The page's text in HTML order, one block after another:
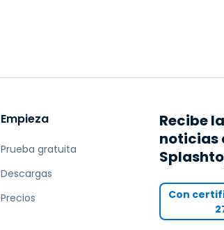
Empieza
Prueba gratuita
Descargas
Precios
Recibe
noticias
Con